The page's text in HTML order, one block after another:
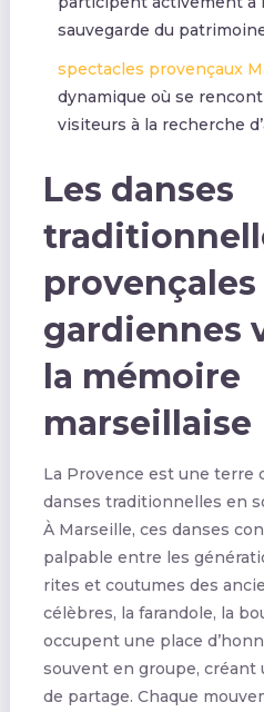
sauvegarde du
spectacles provençaux
dynamique où se
visiteurs à la recherche
Les danses
provençales
gardiennes
la mémoire
marseillaise
La Provence est une terre
danses traditionnelles en
À Marseille, ces danses
palpable entre les
rites et coutumes des
célèbres, la farandole, la
occupent une place
souvent en groupe, créant
de partage. Chaque